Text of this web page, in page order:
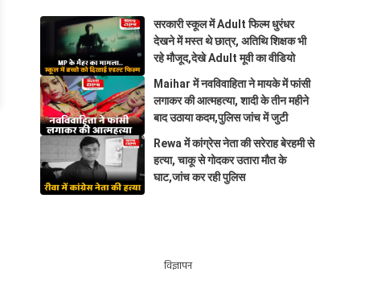
सरकारी स्कूल में Adult फिल्म धुरंधर
देखने में मस्त थे छात्र, अतिथि शिक्षक भी
रहे मौजूद,देखे Adult मूवी का वीडियो
Maihar में नवविवाहिता ने मायके में फांसी
लगाकर की आत्महत्या, शादी के तीन महीने
बाद उठाया कदम,पुलिस जांच में जुटी
Rewa में कांग्रेस नेता की सरेराह बेरहमी से
हत्या, चाकू से गोदकर उतारा मौत के
घाट,जांच कर रही पुलिस
विज्ञापन